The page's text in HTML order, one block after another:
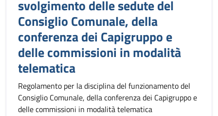
svolgimento delle sedute del
Consiglio Comunale, della
conferenza dei Capigruppo e
delle commissioni in modalità
telematica
Regolamento per la disciplina del funzionamento del
Consiglio Comunale, della conferenza dei Capigruppo e
delle commissioni in modalità telematica